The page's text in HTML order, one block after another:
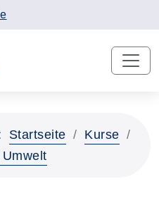
Startseite
Kurse